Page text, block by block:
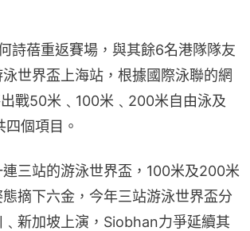
詩蓓重返賽場，與其餘6名港隊隊友
世界盃上海站，根據國際泳聯的網
戰50米﹑100米﹑200米自由泳及
個項目。
三站的游泳世界盃，100米及200米
摘下六金，今年三站游泳世界盃分
新加坡上演，Siobhan力爭延續其